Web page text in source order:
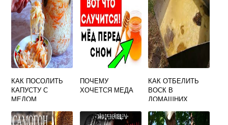
АЯ С
ДВИГАТЕЛЕМ
КАК ПОСОЛИТЬ
КАПУСТУ С
МЕДОМ
ПОЧЕМУ
ХОЧЕТСЯ МЕДА
КАК ОТБЕЛИТЬ
ВОСК В
ДОМАШНИХ
ПЧЕЛИНЫЙ